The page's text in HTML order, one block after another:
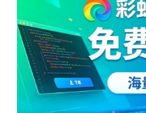
源码简介
源码展示
源码下载